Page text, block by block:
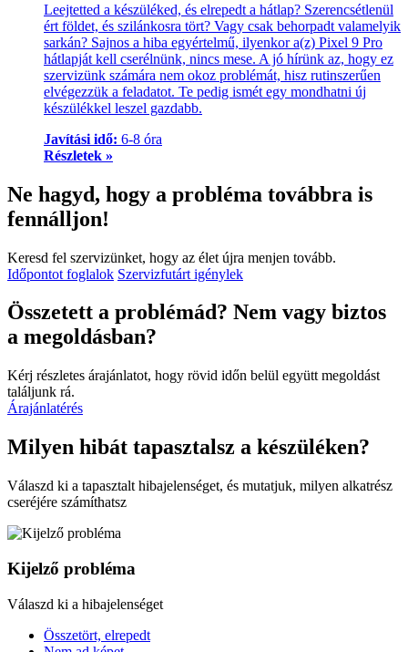
Leejtetted a készüléked, és elrepedt a hátlap? Szerencsétlenül
ért földet, és szilánkosra tört? Vagy csak behorpadt valamelyik
sarkán? Sajnos a hiba egyértelmű, ilyenkor a(z) Pixel 9 Pro
hátlapját kell cserélnünk, nincs mese. A jó hírünk az, hogy ez
szervizünk számára nem okoz problémát, hisz rutinszerűen
elvégezzük a feladatot. Te pedig ismét egy mondhatni új
készülékkel leszel gazdabb.
Javítási idő: 6-8 óra
Részletek »
Ne hagyd, hogy a probléma továbbra is
fennálljon!
Keresd fel szervizünket, hogy az élet újra menjen tovább.
Időpontot foglalok Szervizfutárt igénylek
Összetett a problémád? Nem vagy biztos
a megoldásban?
Kérj részletes árajánlatot, hogy rövid időn belül együtt megoldást
találjunk rá.
Árajánlatérés
Milyen hibát tapasztalsz a készüléken?
Válaszd ki a tapasztalt hibajelenséget, és mutatjuk, milyen alkatrész
cseréjére számíthatsz
Kijelző probléma
Válaszd ki a hibajelenséget
Összetört, elrepedt